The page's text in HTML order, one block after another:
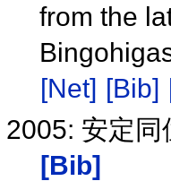
from the
[Net] [Bib]
2005: 安定
[Bib]